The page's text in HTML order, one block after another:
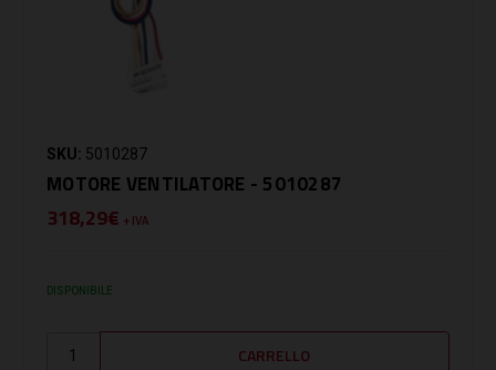
SKU: 5010287
MOTORE VENTILATORE - 5010287
318,29€ + IVA
DISPONIBILE